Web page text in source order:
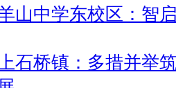
山中学东校区：智
石桥镇：多措并举